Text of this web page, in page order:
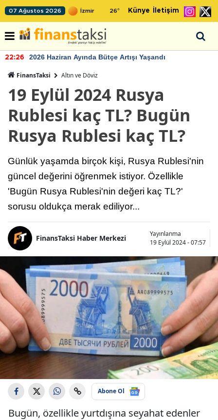
07 Ağustos 2026 26° Künye İletişim
22:26 2026 Haziran Ayında Bütçe Artışı Yaşandı
FinansTaksi Altın ve Döviz
19 Eylül 2024 Rusya
Rublesi kaç TL? Bugün
Rusya Rublesi kaç TL?
Günlük yaşamda birçok kişi, Rusya Rublesi'nin
güncel değerini öğrenmek istiyor. Özellikle
'Bugün Rusya Rublesi'nin değeri kaç TL?'
sorusu oldukça merak ediliyor...
FinansTaksi Haber Merkezi
Yayınlanma
19 Eylül 2024 - 07:57
Abone Ol
Bugün, özellikle yurtdışına seyahat edenler